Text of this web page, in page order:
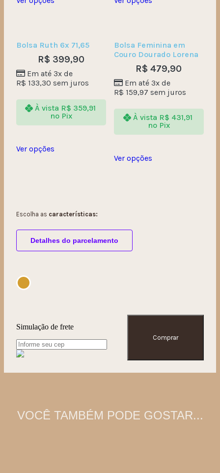
Bolsa Ruth 6x 71,65
R$ 399,90
Em até 3x de
R$ 133,30 sem juros
À vista R$ 359,91
no Pix
Ver opções
Bolsa Feminina em
Couro Dourado Lorena
R$ 479,90
Em até 3x de
R$ 159,97 sem juros
À vista R$ 431,91
no Pix
Ver opções
Escolha as características:
Detalhes do parcelamento
Simulação de frete
Comprar
VOCÊ TAMBÉM PODE GOSTAR...